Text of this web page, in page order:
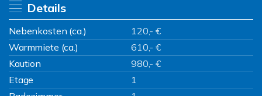
Details
Nebenkosten (ca.)
120,- €
Warmmiete (ca.)
610,- €
Kaution
980,- €
Etage
1